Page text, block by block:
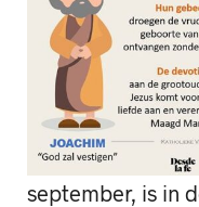
september, is in